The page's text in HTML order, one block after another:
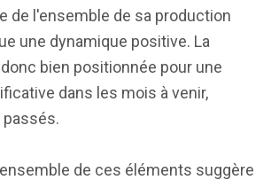
de l'ensemble de sa production
une dynamique positive. La
bien positionnée pour une
dans les mois à venir,
de ces éléments suggère